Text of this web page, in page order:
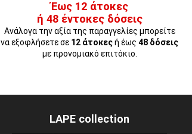
Έως 12 άτοκες
ή 48 έντοκες δόσεις
Ανάλογα την αξία της παραγγελίες μπορείτε
να εξοφλήσετε σε 12 άτοκεςή έως48 δόσεις
με προνομιακό επιτόκιο.
LAPE collection